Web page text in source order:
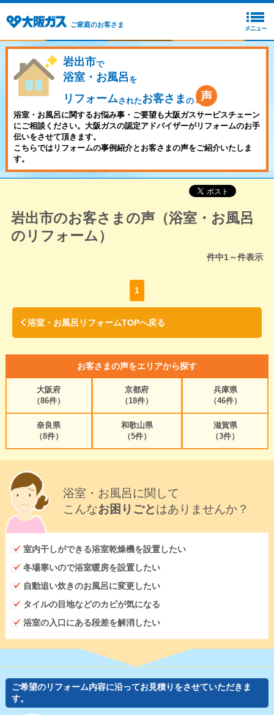
ご家庭のお客さま
岩出市で
浴室・お風呂 を
リフォームされたお客さま の
浴室・お風呂に関するお悩み事・ご要望も大阪ガスサービスチェーン
にご相談ください。大阪ガスの認定アドバイザーがリフォームのお手
伝いをさせて頂きます。
こちらではリフォームの事例紹介とお客さまの声をご紹介いたしま
す。
岩出市のお客さまの声（浴室・お風呂
のリフォーム）
件中1～件表示
1
浴室・お風呂リフォームTOPへ戻る
お客さまの声をエリアから探す
大阪府
（86件）
京都府
（18件）
兵庫県
（46件）
奈良県
（8件）
和歌山県
（5件）
滋賀県
（3件）
浴室・お風呂に関して
こんなお困りごとはありませんか？
室内干しができる浴室乾燥機を設置したい
冬場寒いので浴室暖房を設置したい
自動追い炊きのお風呂に変更したい
タイルの目地などのカビが気になる
浴室の入口にある段差を解消したい
ご希望のリフォーム内容に沿ってお見積りをさせていただきま
す。